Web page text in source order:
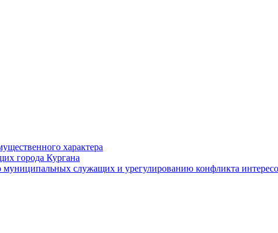
характера
города Кургана
служащих и урегулированию конфликта